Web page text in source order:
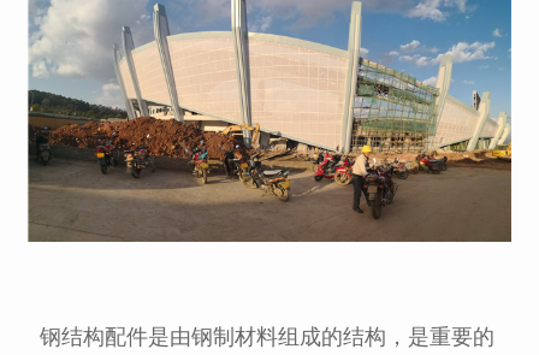
钢结构配件是由钢制材料组成的结构，是重要的